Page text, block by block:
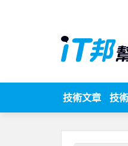
技術文章 技